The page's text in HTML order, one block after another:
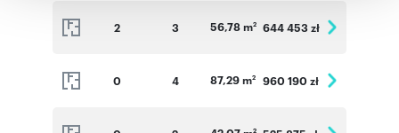
2 3 56,78 m2 644 453 zł
0 4 87,29 m2 960 190 zł
2